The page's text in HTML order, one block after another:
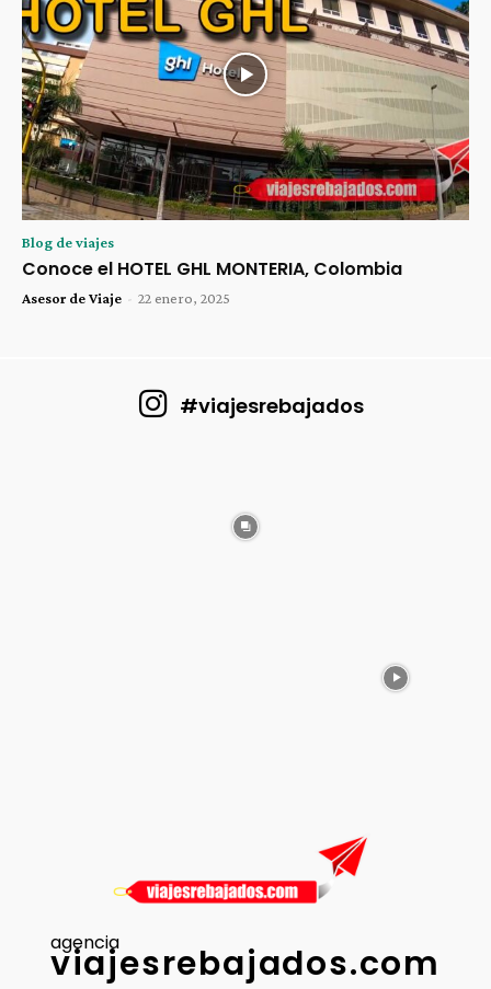
Blog de viajes
Conoce el HOTEL GHL MONTERIA, Colombia
Asesor de Viaje - 22 enero, 2025
#viajesrebajados
agencia
viajesrebajados.com